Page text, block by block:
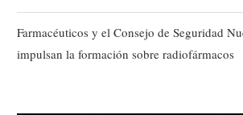
Farmacéuticos y el Consejo de Seguridad
impulsan la formación sobre radiofármacos